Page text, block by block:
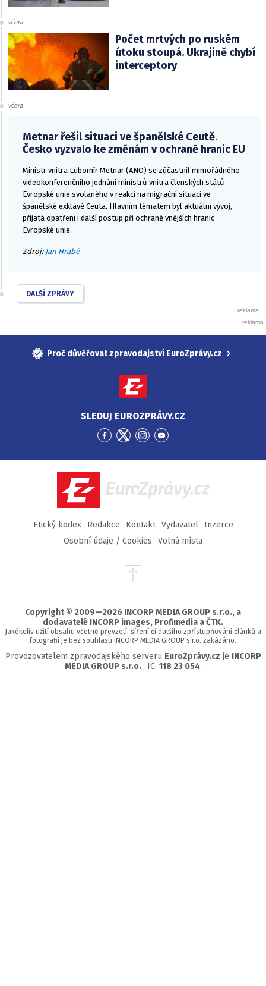
včera
Počet mrtvých po ruském
útoku stoupá. Ukrajině chybí
interceptory
včera
Metnar řešil situaci ve španělské Ceutě.
Česko vyzvalo ke změnám v ochraně hranic EU
Ministr vnitra Lubomír Metnar (ANO) se zúčastnil mimořádného
videokonferenčního jednání ministrů vnitra členských států
Evropské unie svolaného v reakci na migrační situaci ve
španělské exklávě Ceuta. Hlavním tématem byl aktuální vývoj,
přijatá opatření i další postup při ochraně vnějších hranic
Evropské unie.
Zdroj: Jan Hrabě
DALŠÍ ZPRÁVY
Proč důvěřovat zpravodajství EuroZprávy.cz
SLEDUJ EUROZPRÁVY.CZ
Přejít
Facebook
Přejít
Twitter
Přejít
Instagram
Přejít
YouTube
EuroZprávy.cz
Etický kodex Redakce Kontakt Vydavatel
Inzerce
Osobní údaje / Cookies
Volná místa
Přejít
stránky
Copyright © 2009—2026 INCORP MEDIA GROUP s.r.o., a
dodavatelé INCORP images, Profimedia a ČTK.
Jakékoliv užití obsahu včetně převzetí, šíření či dalšího zpřístupňování článků a
fotografií je bez souhlasu INCORP MEDIA GROUP s.r.o. zakázáno.
Provozovatelem zpravodajského serveru EuroZprávy.cz je INCORP
MEDIA GROUP s.r.o. , IC: 118 23 054.